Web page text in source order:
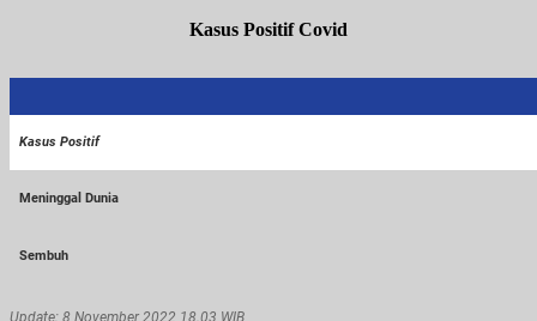
Kasus Positif Covid